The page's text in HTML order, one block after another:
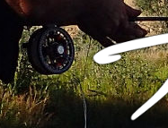
Aller
contenu
principal